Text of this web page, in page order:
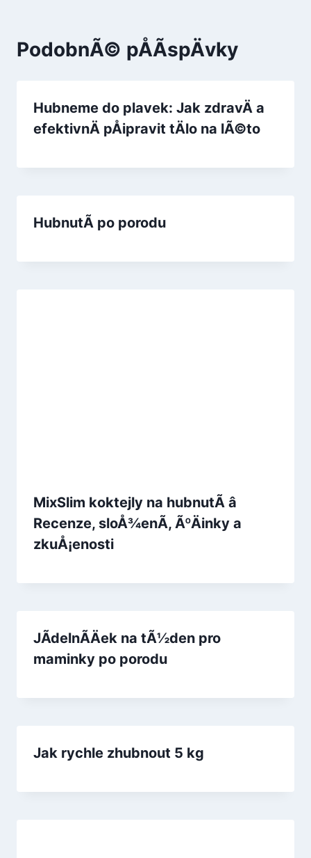
PodobnÃ© pÅÃ­spÄvky
Hubneme do plavek: Jak zdravÄ a
efektivnÄ pÅipravit tÄlo na lÃ©to
HubnutÃ­ po porodu
MixSlim koktejly na hubnutÃ­ â
Recenze, sloÅ¾enÃ­, ÃºÄinky a
zkuÅ¡enosti
JÃ­delnÃ­Äek na tÃ½den pro
maminky po porodu
Jak rychle zhubnout 5 kg